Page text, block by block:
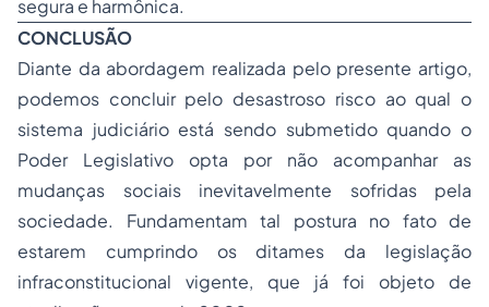
segura e harmônica.
CONCLUSÃO
Diante da abordagem realizada pelo presente artigo,
podemos concluir pelo desastroso risco ao qual o
sistema judiciário está sendo submetido quando o
Poder Legislativo opta por não acompanhar as
mudanças sociais inevitavelmente sofridas pela
sociedade. Fundamentam tal postura no fato de
estarem cumprindo os ditames da legislação
infraconstitucional vigente, que já foi objeto de